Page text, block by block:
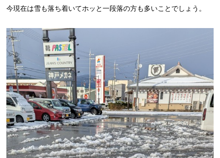
今現在は雪も落ち着いてホッと一段落の方も多いことでしょう。